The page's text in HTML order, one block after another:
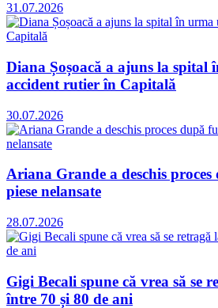
31.07.2026
Diana Șoșoacă a ajuns la spital
accident rutier în Capitală
30.07.2026
Ariana Grande a deschis
piese nelansate
28.07.2026
Gigi Becali spune că vrea să se
între 70 și 80 de ani